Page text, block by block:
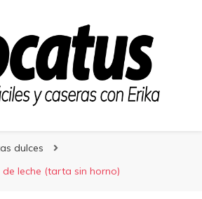
dulces
leche (tarta sin horno)